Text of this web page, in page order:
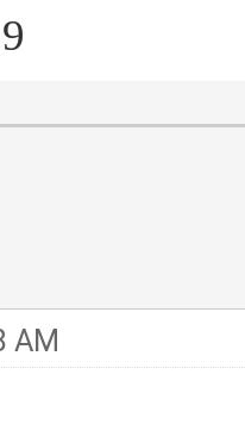
AM